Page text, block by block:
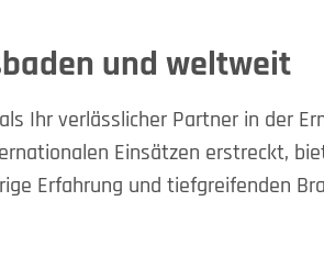
und weltweit
Ihr verlässlicher Partner in der
Einsätzen erstreckt,
Erfahrung und tiefgreifenden